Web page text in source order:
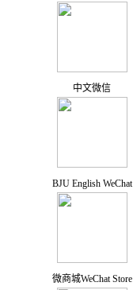
中文微信
BJU English WeChat
微商城WeChat Store